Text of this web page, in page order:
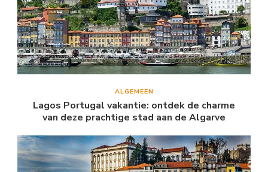
ALGEMEEN
Lagos Portugal vakantie: ontdek de charme
van deze prachtige stad aan de Algarve